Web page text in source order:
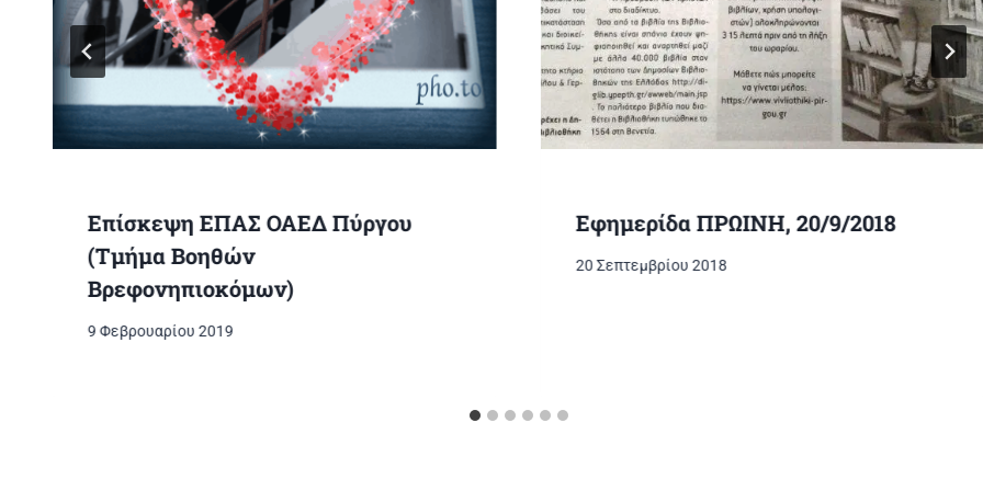
Επίσκεψη ΕΠΑΣ ΟΑΕΔ Πύργου
(Τμήμα Βοηθών
Βρεφονηπιοκόμων)
9 Φεβρουαρίου 2019
Εφημερίδα ΠΡΩΙΝΗ, 20/9/2018
20 Σεπτεμβρίου 2018